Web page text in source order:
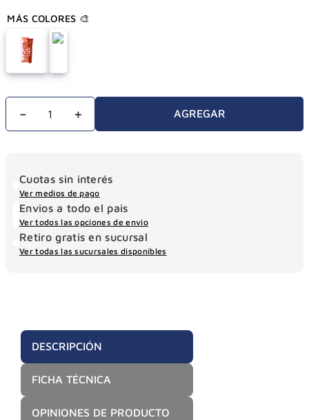
＋
－ AGREGAR
Cuotas sin interés
Ver medios de pago
Envios a todo el pais
Ver todos las opciones de envio
Retiro gratis en sucursal
Ver todas las sucursales disponibles
DESCRIPCIÓN
FICHA TÉCNICA
OPINIONES DE PRODUCTO